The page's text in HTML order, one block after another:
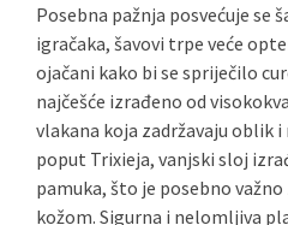
Posebna pažnja posvećuje se
igračaka, šavovi trpe veće
ojačani kako bi se spriječilo
najčešće izrađeno od
vlakana koja zadržavaju oblik i
poput Trixieja, vanjski sloj
pamuka, što je posebno
kožom. Sigurna i nelomljiva